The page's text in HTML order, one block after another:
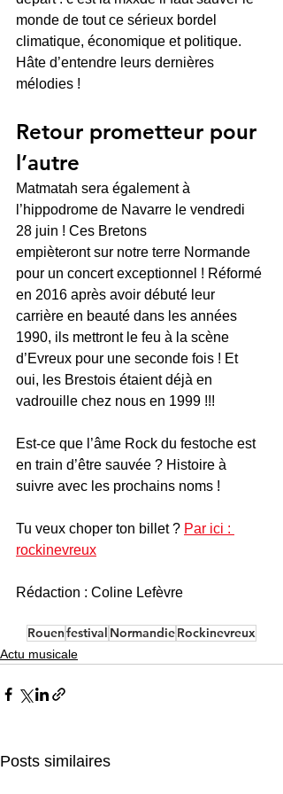
monde de tout ce sérieux bordel
climatique, économique et politique.
Hâte d’entendre leurs dernières
mélodies !
Retour prometteur pour
l’autre
Matmatah sera également à
l’hippodrome de Navarre le vendredi
28 juin ! Ces Bretons
empièteront sur notre terre Normande
pour un concert exceptionnel ! Réformé
en 2016 après avoir débuté leur
carrière en beauté dans les années
1990, ils mettront le feu à la scène
d’Evreux pour une seconde fois ! Et
oui, les Brestois étaient déjà en
vadrouille chez nous en 1999 !!!
Est-ce que l’âme Rock du festoche est
en train d’être sauvée ? Histoire à
suivre avec les prochains noms !
Tu veux choper ton billet ? Par ici :
rockinevreux
Rédaction : Coline Lefèvre
Rouenfestival NormandieRockinevreux
Actu musicale
Posts similaires